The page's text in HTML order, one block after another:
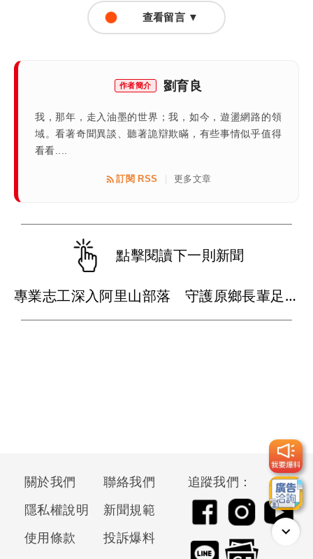
查看留言 ▼
作者簡介 劉育良
我，那年，走入油墨的世界；我，如今，遊盪網路的領
域。看著奇聞異談、聽著詭辯欺瞞，有些事情似乎值得
看看....
訂閱 RSS 更多文章
點擊閱讀下一則新聞
專業志工深入阿里山部落 守護原鄉長輩足部健康
關於我們
聯絡我們
隱私權說明
新聞規範
使用條款
投訴爆料
追蹤我們：